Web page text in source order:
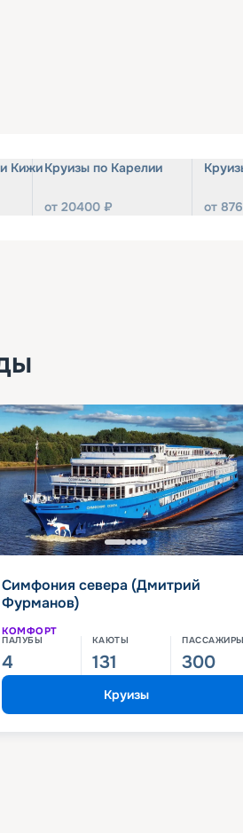
КижиКруизы по Карелии
от 20400 ₽ от
Симфония севера (Дмитрий
Фурманов)
КОМФОРТ
ПАЛУБЫ
4
КАЮТЫ
131
ПАССАЖИРЫ
300
Круизы